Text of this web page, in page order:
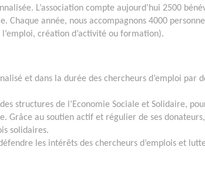
L’association compte aujourd’hui 2500
Chaque année, nous accompagnons 4000
création d’activité ou formation).
et dans la durée des chercheurs d’emploi par
structures de l’Economie Sociale et Solidaire,
Grâce au soutien actif et régulier de ses
solidaires.
les intérêts des chercheurs d’emplois et